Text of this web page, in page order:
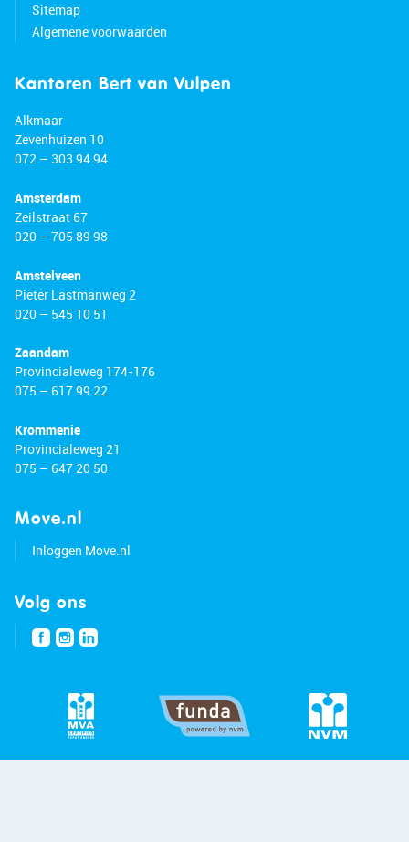
Sitemap
Algemene voorwaarden
Kantoren Bert van Vulpen
Alkmaar
Zevenhuizen 10
072 – 303 94 94
Amsterdam
Zeilstraat 67
020 – 705 89 98
Amstelveen
Pieter Lastmanweg 2
020 – 545 10 51
Zaandam
Provincialeweg 174-176
075 – 617 99 22
Krommenie
Provincialeweg 21
075 – 647 20 50
Move.nl
Inloggen Move.nl
Volg ons